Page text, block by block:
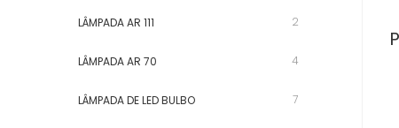
LÂMPADA AR 111 2
LÂMPADA AR 70 4
LÂMPADA DE LED BULBO 7